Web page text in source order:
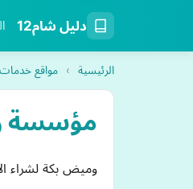
دليل شام12
الرئيسية › مواقع خدمات
مؤسسة
وميض بكة لشراء